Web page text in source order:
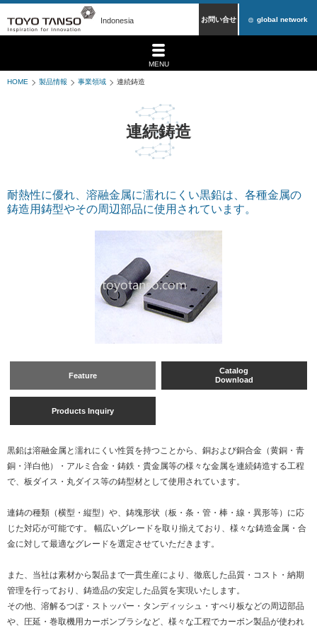
Indonesia お問い合せ global network
MENU
HOME 製品情報 事業領域 連続鋳造
連続鋳造
耐熱性に優れ、溶融金属に濡れにくい黒鉛は、各種金属の
鋳造用鋳型やその周辺部品に使用されています。
Feature
Catalog
Download
Products Inquiry
黒鉛は溶融金属と濡れにくい性質を持つことから、銅および銅合金（黄銅・青
銅・洋白他）・アルミ合金・鋳鉄・貴金属等の様々な金属を連続鋳造する工程
で、板ダイス・丸ダイス等の鋳型材として使用されています。
連鋳の種類（横型・縦型）や、鋳塊形状（板・条・管・棒・線・異形等）に応
じた対応が可能です。 幅広いグレードを取り揃えており、様々な鋳造金属・合
金に対して最適なグレードを選定させていただきます。
また、当社は素材から製品まで一貫生産により、徹底した品質・コスト・納期
管理を行っており、鋳造品の安定した品質を実現いたします。
その他、溶解るつぼ・ストッパー・タンディッシュ・すべり板などの周辺部品
や、圧延・巻取機用カーボンブラシなど、様々な工程でカーボン製品が使われ